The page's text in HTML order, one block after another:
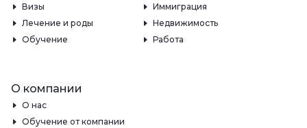
Визы
Иммиграция
Лечение и роды
Недвижимость
Обучение
Работа
О компании
О нас
Обучение от компании